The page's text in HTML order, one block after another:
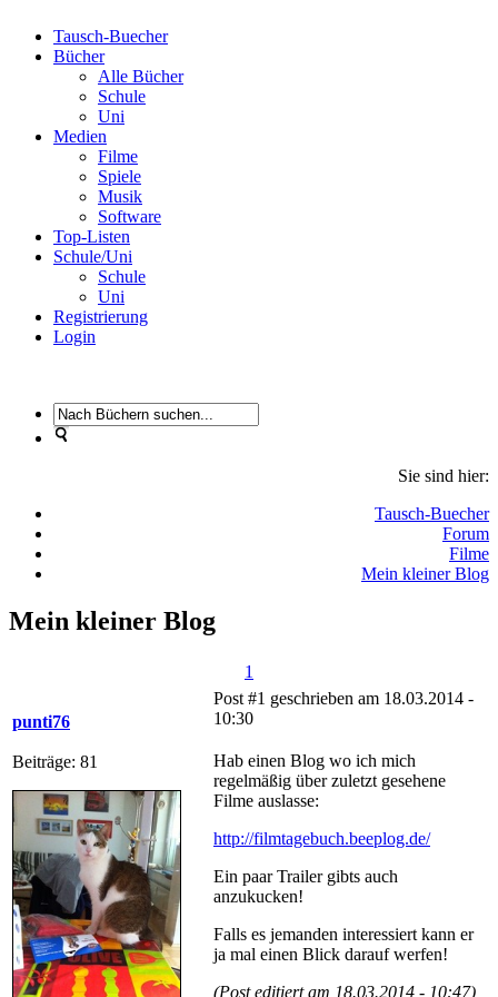
Tausch-Buecher
Bücher
Alle Bücher
Schule
Uni
Medien
Filme
Spiele
Musik
Software
Top-Listen
Schule/Uni
Schule
Uni
Registrierung
Login
Sie sind hier:
Tausch-Buecher
Forum
Filme
Mein kleiner Blog
Mein kleiner Blog
1
punti76
Beiträge: 81
Post #1 geschrieben am 18.03.2014 -
10:30
Hab einen Blog wo ich mich
regelmäßig über zuletzt gesehene
Filme auslasse:
http://filmtagebuch.beeplog.de/
Ein paar Trailer gibts auch
anzukucken!
Falls es jemanden interessiert kann er
ja mal einen Blick darauf werfen!
(Post editiert am 18.03.2014 - 10:47)